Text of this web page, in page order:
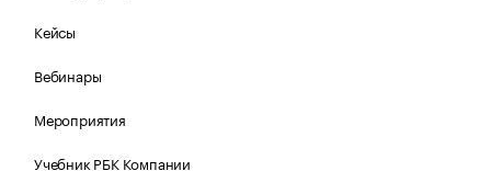
Кейсы
Вебинары
Мероприятия
Учебник РБК Компании